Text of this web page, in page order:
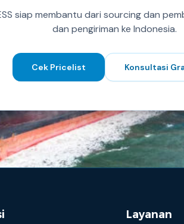
siap membantu dari sourcing dan
dan pengiriman ke Indonesia.
Cek Pricelist Konsultasi
Layanan